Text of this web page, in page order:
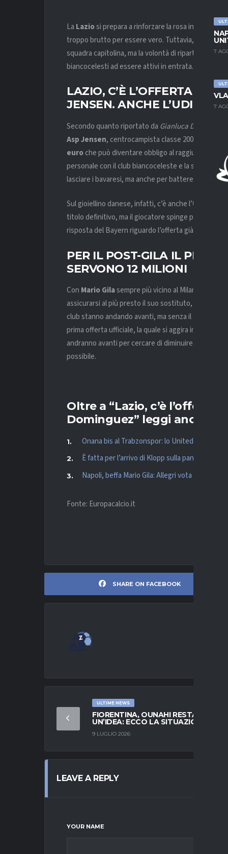
7
7
La Laziosi prepara a rinforzare la rosa in vista
troppo brutto per essere vero. Tuttavia, il
squadra capitolina, ma la volontà di ripartire e di
biancocelesti ad essere attivi in entrata.
LAZIO, C’È L’OFFERTA DI 6
JENSEN. ANCHE L’UDINESE
Secondo quanto riportato da Gianluca Di Marzio
Asp Jensen, centrocampista classe 2006, sulla
euro che può diventare obbligo al
personale con il club biancoceleste e la sua
lasciare i bavaresi, ma anche per battere la
Sul gioiellino danese, infatti, c’è anche l’Udinese
titolo definitivo, ma il giocatore spinge per andare
risposta del Bayern riguardo l’offerta già nella
PER IL POST-GILA IL
SERVONO 12 MILIONI
Con Mario Gilasempre più vicino al Milan per una
assicurarsi al più presto il suo sostituto, individuato
club stanno andando avanti, ma senza il
prima offerta ufficiale, la quale si aggira intorno ai
andranno avanti per cercare di diminuire la
possibile.
Oltre a “Lazio, c’è l’offerta
Dominguez” leggi anche:
Onana bis al Trabzonspor: lo United lo cede
È fatta per l’arrivo di Klopp sulla panchina della
Napoli, beffa Mario Gila: Allegri vota per
Fonte: Europacalcio.it
SHARE ON FACEBOOK
ULTIME NEWS
FIORENTINA, OUNAHI RESTA
UN’IDEA: ECCO LA SITUAZIONE
9 LUGLIO 2026
LEAVE A REPLY
YOUR NAME